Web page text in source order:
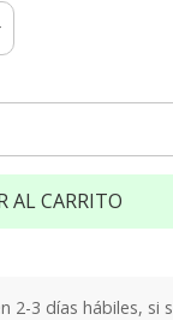
AL CARRITO
2-3 días hábiles, si